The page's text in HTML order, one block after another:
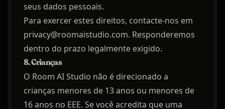
seus dados pessoais.
Para exercer estes direitos, contacte-nos em
privacy@roomaistudio.com. Responderemos
dentro do prazo legalmente exigido.
8. Crianças
O Room AI Studio não é direcionado a
crianças menores de 13 anos ou menores de
16 anos no EEE. Se você acredita que uma